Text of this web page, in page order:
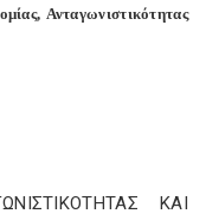
Ανταγωνιστικότητας
ΚΑΙ